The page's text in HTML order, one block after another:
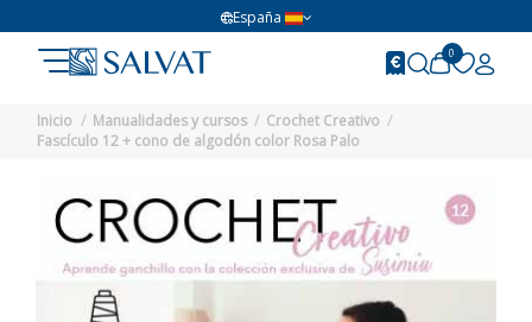
España
0
Inicio Manualidades y cursos
Crochet Creativo
Fascículo 12 + cono de algodón color Rosa Palo